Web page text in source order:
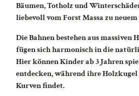
Bäumen, Totholz und
liebevoll vom Forst Massa zu
Die Bahnen bestehen aus massiven
fügen sich harmonisch in die
Hier können Kinder ab 3 Jahren
entdecken, während ihre
Kurven findet.